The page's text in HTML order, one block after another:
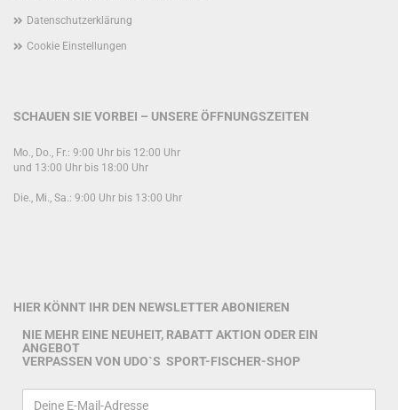
Datenschutzerklärung
Cookie Einstellungen
SCHAUEN SIE VORBEI – UNSERE ÖFFNUNGSZEITEN
Mo., Do., Fr.: 9:00 Uhr bis 12:00 Uhr
und 13:00 Uhr bis 18:00 Uhr
Die., Mi., Sa.: 9:00 Uhr bis 13:00 Uhr
HIER KÖNNT IHR DEN NEWSLETTER ABONIEREN
NIE MEHR EINE NEUHEIT, RABATT AKTION ODER EIN
ANGEBOT
VERPASSEN VON UDO`S SPORT-FISCHER-SHOP